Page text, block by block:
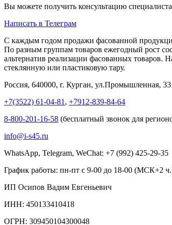
Вы можете получить консультацию
Написать в Телеграм
С каждым годом продажи фасованной
По разным группам товаров ежегодный рост
альтернатив реализации фасованных товаров.
стеклянную или пластиковую тару.
Россия, 640000, г. Курган, ул.Промышленная, 33
+7(3522) 61-04-81 , +7912-839-84-64
8-800-201-16-58 (бесплатный звонок для
info@i-s45.ru
WhatsApp, Telegram, WeChat: +7 (992) 425-29-35
График работы: пн-пт с 9-00 до 18-00 (МСК+2
ИП Осипов Вадим Евгеньевич
ИНН: 450133410418
ОГРН: 309450104300048